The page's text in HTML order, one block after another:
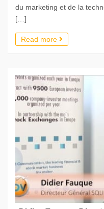
du marketing et de la
[…]
Read more